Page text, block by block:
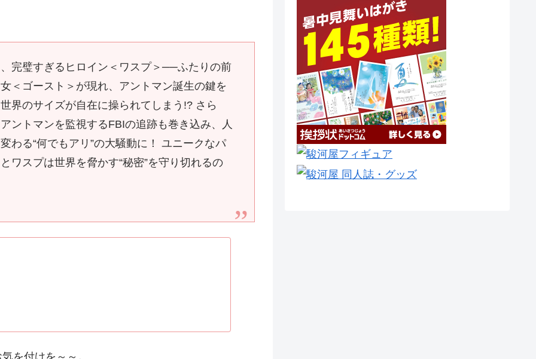
完璧すぎるヒロイン＜ワスプ＞──ふたりの前
＜ゴースト＞が現れ、アントマン誕生の鍵を
界のサイズが自在に操られてしまう!? さら
ントマンを監視するFBIの追跡も巻き込み、人
わる“何でもアリ”の大騒動に！ ユニークなパ
ワスプは世界を脅かす“秘密”を守り切れるの